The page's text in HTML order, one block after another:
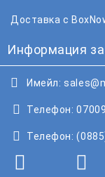
Доставка с
Информация за
Имейл:
Телефон:
Телефон: